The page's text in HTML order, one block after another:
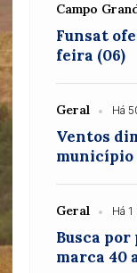
Campo
Funsat
feira (06)
Geral Há
Ventos
município
Geral Há 1
Busca
marca 40